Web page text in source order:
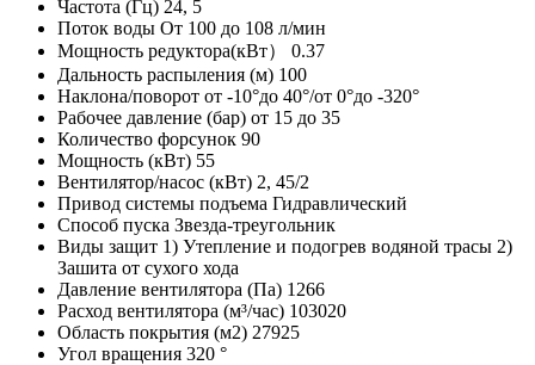
Частота (Гц) 24, 5
Поток воды От 100 до 108 л/мин
Мощность редуктора(кВт）
0.37
Дальность распыления (м) 100
Наклона/поворот от -10°до 40°/от 0°до -320°
Рабочее давление (бар) от 15 до 35
Количество форсунок 90
Мощность (кВт) 55
Вентилятор/насос (кВт) 2, 45/2
Привод системы подъема Гидравлический
Способ пуска Звезда-треугольник
Виды защит 1) Утепление и подогрев водяной трасы 2)
Зашита от сухого хода
Давление вентилятора (Па) 1266
Расход вентилятора (м³/час) 103020
Область покрытия (м2) 27925
Угол вращения 320 °